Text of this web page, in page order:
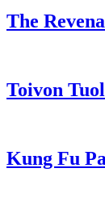
The
Toivon
Kung Fu